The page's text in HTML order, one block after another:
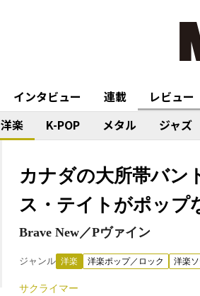
インタビュー 連載 レビュー
洋楽 K-POP メタル ジャズ
カナダの大所帯バン
ス・テイトがポップ
Brave New／Pヴァイン
ジャンル 洋楽 洋楽ポップ／ロック 洋楽
サクライマー